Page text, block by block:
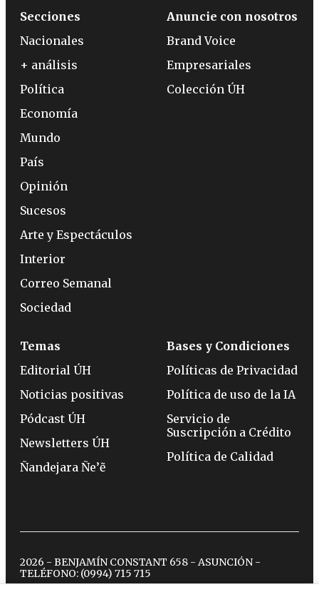
Secciones
Nacionales
+ análisis
Política
Economía
Mundo
País
Opinión
Sucesos
Arte y Espectáculos
Interior
Correo Semanal
Sociedad
Anuncie con nosotros
Brand Voice
Empresariales
Colección ÚH
Temas
Editorial ÚH
Noticias positivas
Pódcast ÚH
Newsletters ÚH
Ñandejara Ñe’ẽ
Bases y Condiciones
Políticas de Privacidad
Política de uso de la IA
Servicio de
Suscripción a Crédito
Política de Calidad
2026 - BENJAMÍN CONSTANT 658 - ASUNCIÓN -
TELÉFONO: (0994) 715 715